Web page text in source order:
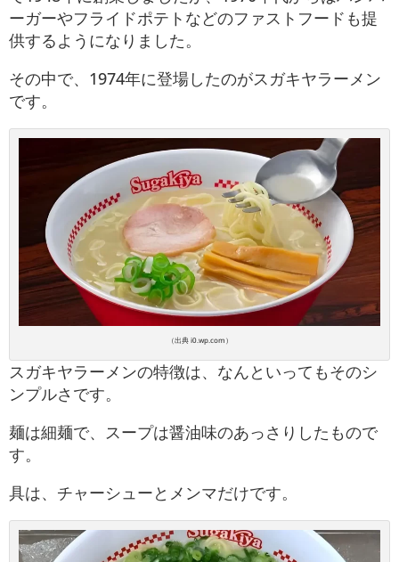
ーガーやフライドポテトなどのファストフードも提
供するようになりました。
その中で、1974年に登場したのがスガキヤラーメン
です。
（出典 i0.wp.com）
スガキヤラーメンの特徴は、なんといってもそのシ
ンプルさです。
麺は細麺で、スープは醤油味のあっさりしたもので
す。
具は、チャーシューとメンマだけです。